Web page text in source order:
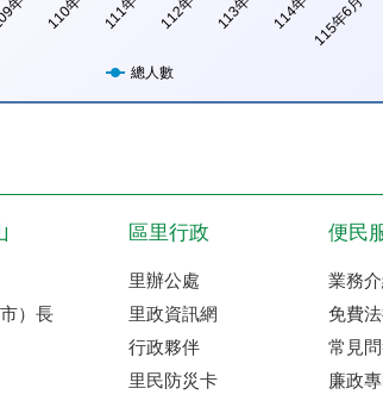
總人數
年 110年 111年 112年 113年 114年 115年6月
）長
區里行政
里辦公處
里政資訊網
行政夥伴
里民防災卡
便民
業務
免費
常見
廉政